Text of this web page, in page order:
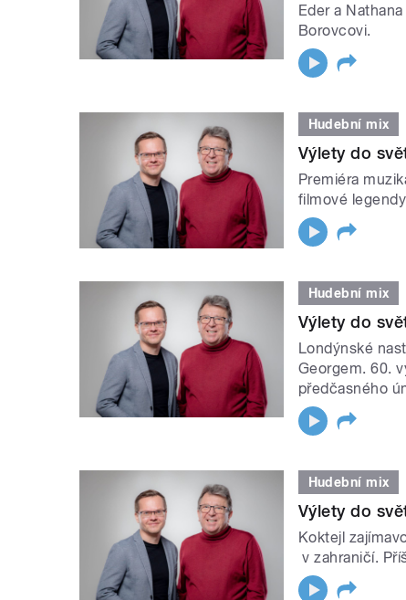
Eder a
Borovcovi.
Hudební mix
Výlety do
Premiéra
filmové
Hudební mix
Výlety do
Londýnské
Georgem. 60.
předčasného
Hudební mix
Výlety do
Koktejl
v zahraničí.